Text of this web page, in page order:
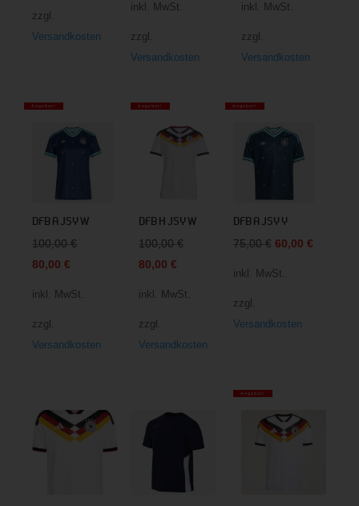
zzgl.
Versandkosten
inkl. MwSt.
zzgl.
Versandkosten
inkl. MwSt.
zzgl.
Versandkosten
Angebot!
DFB A JSY W
100,00€ Ursprünglicher
80,00€
inkl. MwSt.
zzgl.
Versandkosten
Angebot!
DFB H JSY W
100,00€ Ursprünglicher
80,00€
inkl. MwSt.
zzgl.
Versandkosten
Angebot!
DFB A JSY Y
75,00 € Ursprünglicher
60,00 €Aktueller
inkl. MwSt.
zzgl.
Versandkosten
Angebot!